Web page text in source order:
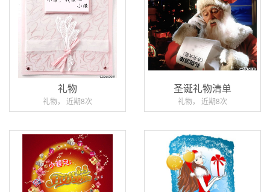
礼物
礼物， 近期8次
圣诞礼物清单
礼物， 近期8次